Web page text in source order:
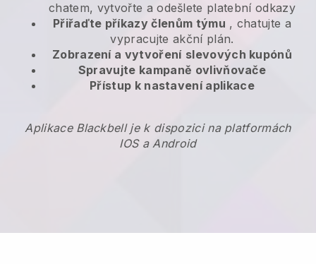
chatem, vytvořte a odešlete platební odkazy
Přiřaďte příkazy členům týmu , chatujte a
vypracujte akční plán.
Zobrazení a vytvoření slevových kupónů
Spravujte kampaně ovlivňovače
Přístup k nastavení aplikace
Aplikace Blackbell je k dispozici na platformách
IOS a Android